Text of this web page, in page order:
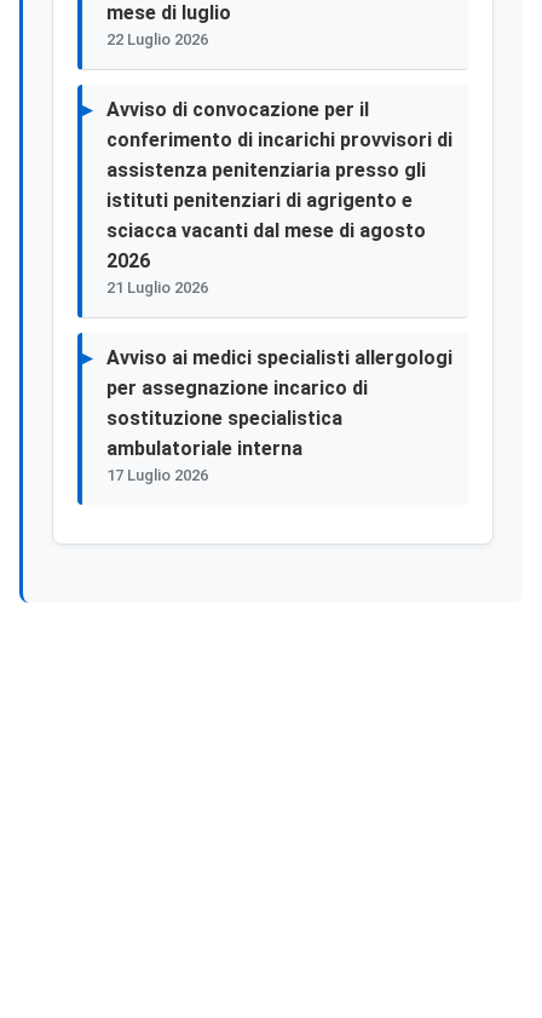
mese di luglio
22 Luglio 2026
Avviso di convocazione per il
conferimento di incarichi provvisori di
assistenza penitenziaria presso gli
istituti penitenziari di agrigento e
sciacca vacanti dal mese di agosto
2026
21 Luglio 2026
Avviso ai medici specialisti allergologi
per assegnazione incarico di
sostituzione specialistica
ambulatoriale interna
17 Luglio 2026